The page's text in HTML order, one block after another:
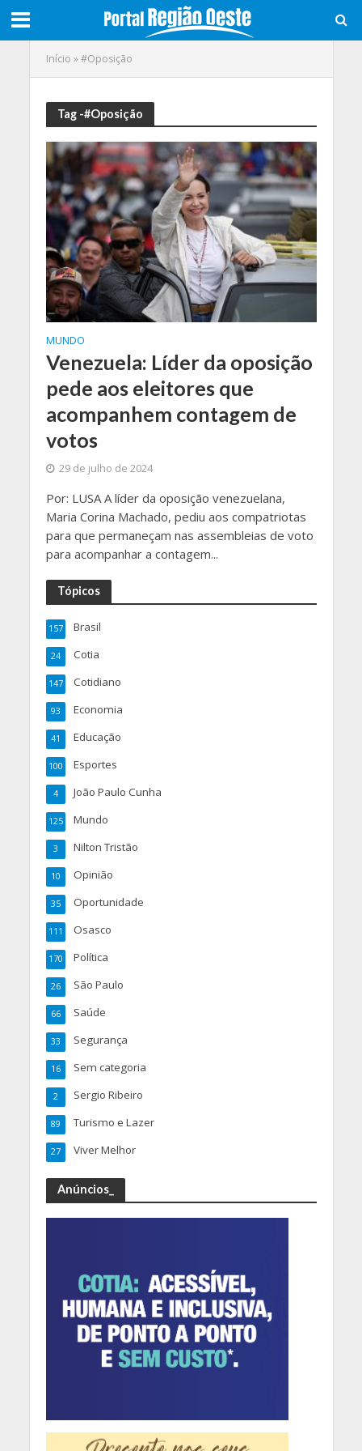
Início »#Oposição
Tag -#Oposição
MUNDO
Venezuela: Líder da oposição
pede aos eleitores que
acompanhem contagem de
votos
29 de julho de 2024
Por: LUSA A líder da oposição venezuelana,
Maria Corina Machado, pediu aos compatriotas
para que permaneçam nas assembleias de voto
para acompanhar a contagem...
Tópicos
Brasil
157
Cotia
24
Cotidiano
147
Economia
93
Educação
41
Esportes
100
João Paulo Cunha
4
Mundo
125
Nilton Tristão
3
Opinião
10
Oportunidade
35
Osasco
111
Política
170
São Paulo
26
Saúde
66
Segurança
33
Sem categoria
16
Sergio Ribeiro
2
Turismo e Lazer
89
Viver Melhor
27
Anúncios_